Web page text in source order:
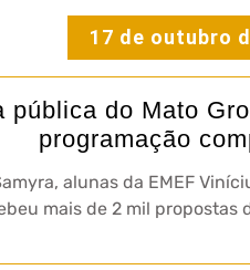
17 de outubro
do Mato
programação
alunas da EMEF
mais de 2 mil propostas